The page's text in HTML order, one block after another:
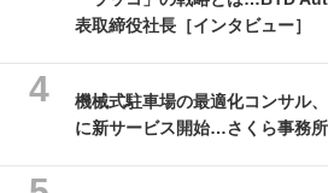
表取締役社長［インタビュー］
機械式駐車場の最適化コンサル
に新サービス開始…さくら事務所